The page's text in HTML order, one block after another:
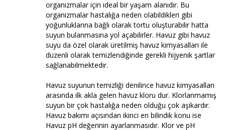
organizmalar için ideal bir yaşam alanıdır. Bu
organizmalar hastalığa neden olabildikleri gibi
yoğunluklarına bağlı olarak tortu oluşturabilir hatta
suyun bulanmasına yol açabilirler. Havuz gibi havuz
suyu da özel olarak üretilmiş havuz kimyasalları ile
düzenli olarak temizlendiğinde gerekli hijyenik şartlar
sağlanabilmektedir.
Havuz suyunun temizliği denilince havuz kimyasalları
arasında ilk akla gelen havuz kloru dur. Klorlanmamış
suyun bir çok hastalığa neden olduğu çok aşikardır.
Havuz bakımı açısından ikinci en bilindik konu ise
Havuz pH değerinin ayarlanmasıdır. Klor ve pH